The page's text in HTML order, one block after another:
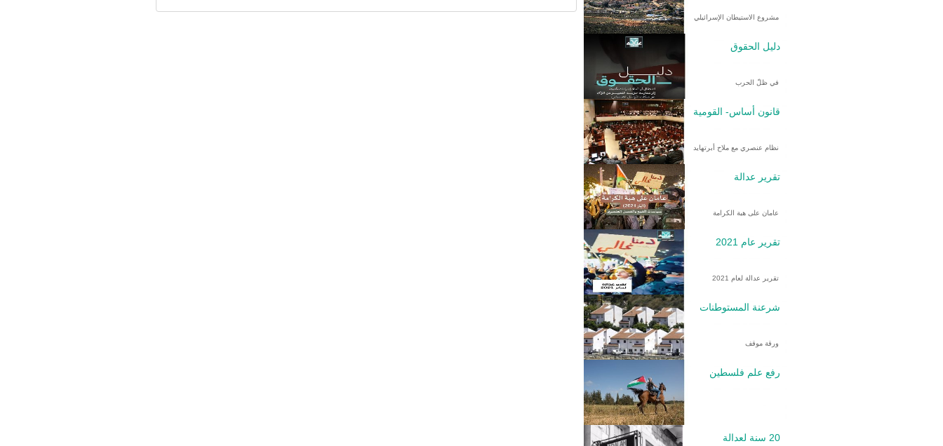
مشروع الاستيطان الإسرائيلي
دليل الحقوق
في ظلّ الحرب
قانون أساس- القومية
نظام عنصري مع ملاح أبرتهايد
تقرير عدالة
عامان على هبة الكرامة
تقرير عام 2021
تقرير عدالة لعام 2021
شرعنة المستوطنات
ورقة موقف
رفع علم فلسطين
20 سنة لعدالة